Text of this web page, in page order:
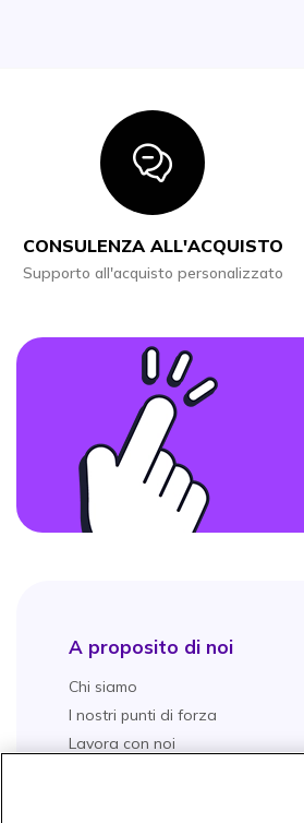
Icon
CONSULENZA ALL'ACQUISTO
Supporto all'acquisto personalizzato
A proposito di noi
Chi siamo
I nostri punti di forza
Lavora con noi